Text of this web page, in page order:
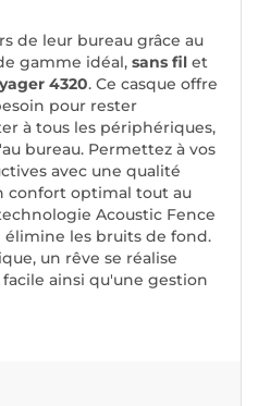
de leur bureau grâce au
gamme idéal, sans fil et
4320. Ce casque offre
pour rester
à tous les périphériques,
bureau. Permettez à vos
avec une qualité
confort optimal tout au
Acoustic Fence
les bruits de fond.
un rêve se réalise
ainsi qu'une gestion